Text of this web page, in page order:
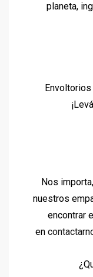
planeta,
Nos importa,
nuestros
encontrar
en